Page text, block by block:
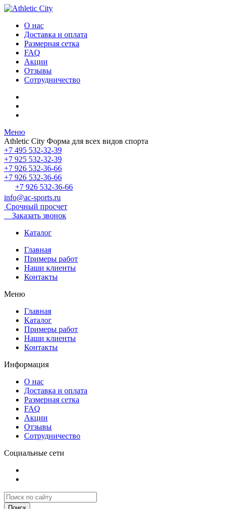
О нас
Доставка и оплата
Размерная сетка
FAQ
Акции
Отзывы
Сотрудничество
Меню
Athletic City Форма для всех видов спорта
+7 495 532-32-39
+7 925 532-32-39
+7 926 532-36-66
+7 926 532-36-66
+7 926 532-36-66
info@ac-sports.ru
Срочный просчет
Заказать звонок
Каталог
Главная
Примеры работ
Наши клиенты
Контакты
Меню
Главная
Каталог
Примеры работ
Наши клиенты
Контакты
Информация
О нас
Доставка и оплата
Размерная сетка
FAQ
Акции
Отзывы
Сотрудничество
Социальные сети